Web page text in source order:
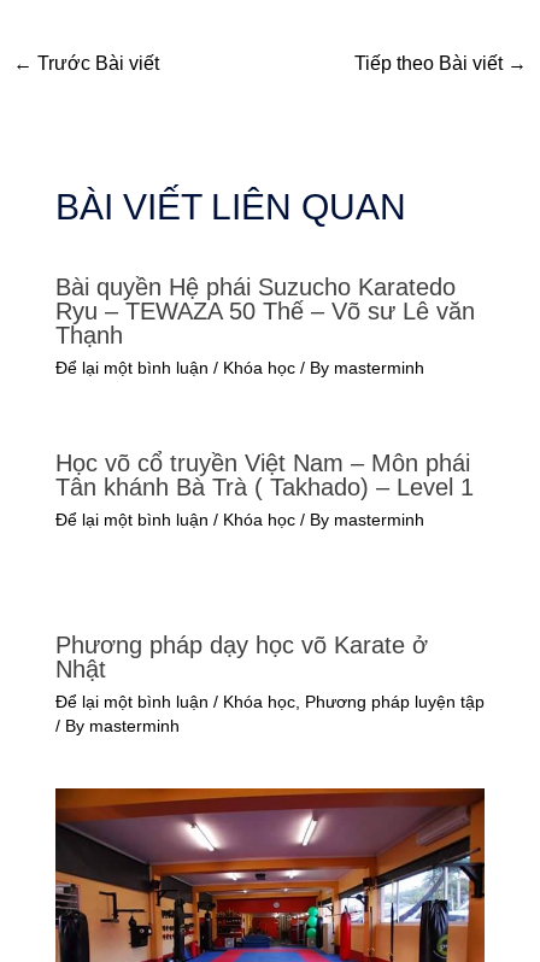
← Trước Bài viết Tiếp theo Bài viết →
BÀI VIẾT LIÊN QUAN
Bài quyền Hệ phái Suzucho Karatedo
Ryu – TEWAZA 50 Thế – Võ sư Lê văn
Thạnh
Để lại một bình luận / Khóa học/ By masterminh
Học võ cổ truyền Việt Nam – Môn phái
Tân khánh Bà Trà ( Takhado) – Level 1
Để lại một bình luận / Khóa học/ By masterminh
Phương pháp dạy học võ Karate ở
Nhật
Để lại một bình luận /Khóa học,Phương pháp luyện tập
/ Bymasterminh